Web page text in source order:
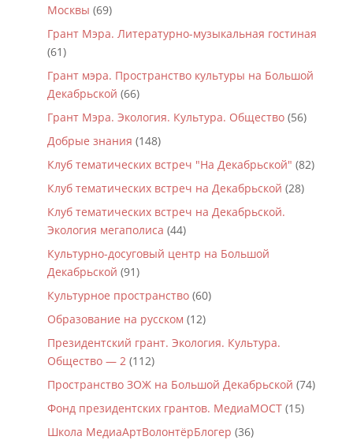
Москвы (69)
Грант Мэра. Литературно-музыкальная гостиная
(61)
Грант мэра. Пространство культуры на Большой
Декабрьской (66)
Грант Мэра. Экология. Культура. Общество(56)
Добрые знания (148)
Клуб тематических встреч "На Декабрьской" (82)
Клуб тематических встреч на Декабрьской (28)
Клуб тематических встреч на Декабрьской.
Экология мегаполиса (44)
Культурно-досуговый центр на Большой
Декабрьской (91)
Культурное пространство(60)
Образование на русском (12)
Президентский грант. Экология. Культура.
Общество — 2(112)
Пространство ЗОЖ на Большой Декабрьской (74)
Фонд президентских грантов. МедиаМОСТ(15)
Школа МедиаАртВолонтёрБлогер (36)